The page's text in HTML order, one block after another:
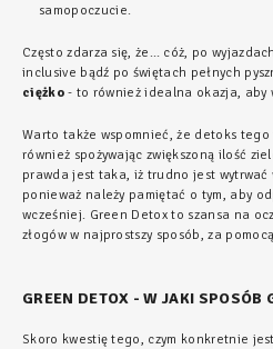
samopoczucie.
Często zdarza się, że… cóż, po
inclusive bądź po świętach pełnych
ciężko- to również idealna okazja, aby
Warto także wspomnieć, że detoks
również spożywając zwiększoną ilość
prawda jest taka, iż trudno jest
ponieważ należy pamiętać o tym, aby
wcześniej. Green Detox to szansa na
złogów w najprostszy sposób, za
GREEN DETOX - W JAKI SPOSÓB
Skoro kwestię tego, czym konkretnie